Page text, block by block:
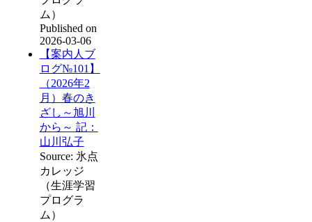
ム）
Published on
2026-03-06
【案内人ブ
ログ№101】
（2026年2
月）春のき
ざし～旭川
から～ 記：
山川弘子
Source: 氷点
カレッジ
（生涯学習
プログラ
ム）